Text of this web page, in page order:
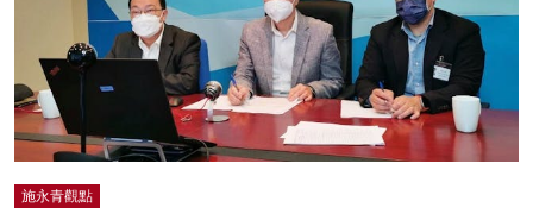
施永青觀點